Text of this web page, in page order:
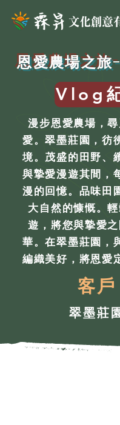
恩愛農場之
Vlog
漫步恩愛農場，
愛。翠墨莊園，彷
境。茂盛的田野、
與摯愛漫遊其間，
漫的回憶。品味田
大自然的慷慨。
遊，將您與摯愛
華。在翠墨莊園，
編織美好，將恩愛
客戶
翠墨莊